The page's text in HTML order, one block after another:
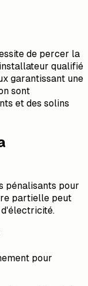
de percer la
qualifié
garantissant une
sont
et des solins
pénalisants pour
partielle peut
pour